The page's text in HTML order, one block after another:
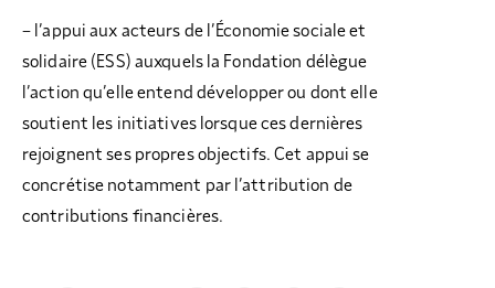
– l’appui aux acteurs de l’Économie sociale et
solidaire (ESS) auxquels la Fondation délègue
l’action qu’elle entend développer ou dont elle
soutient les initiatives lorsque ces dernières
rejoignent ses propres objectifs. Cet appui se
concrétise notamment par l’attribution de
contributions financières.